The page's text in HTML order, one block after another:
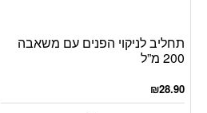
תחליב לניקוי הפנים עם משאבה
200 מ”ל
₪28.90